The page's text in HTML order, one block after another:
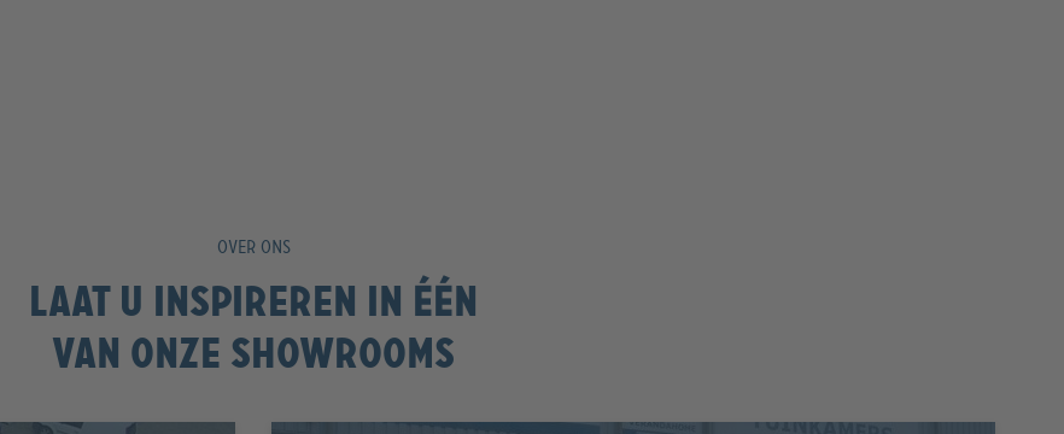
OVER ONS
Laat u inspireren in één
van onze showrooms